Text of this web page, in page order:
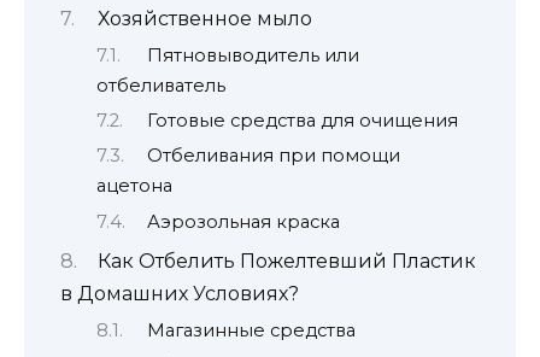
Хозяйственное мыло
Пятновыводитель или
отбеливатель
Готовые средства для очищения
Отбеливания при помощи
ацетона
Аэрозольная краска
Как Отбелить Пожелтевший Пластик
в Домашних Условиях?
Магазинные средства